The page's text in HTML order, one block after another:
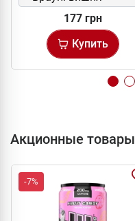
177 грн
Купить
Акционные товары
-7%